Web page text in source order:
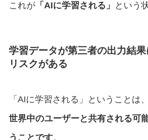
これが「AIに学習される」 という
学習データが第三者の出力結
リスクがある
「AIに学習される」ということは、
世界中のユーザーと共有される可
うことです。